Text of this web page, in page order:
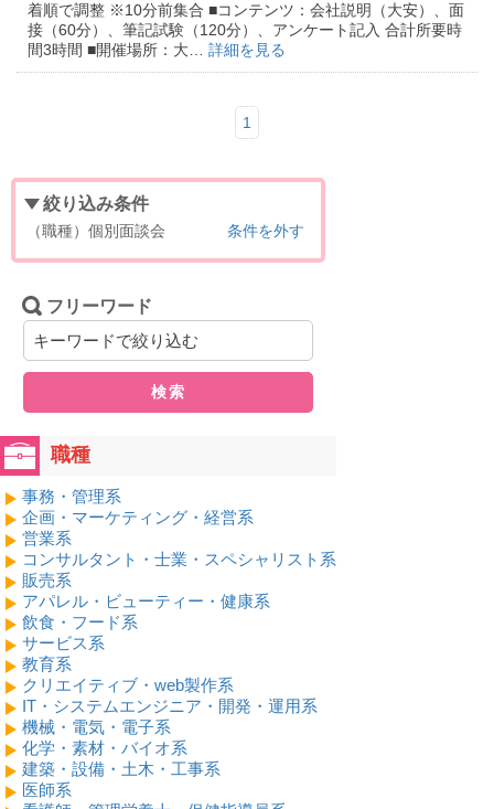
着順で調整 ※10分前集合 ■コンテンツ：会社説明（大安）、面
接（60分）、筆記試験（120分）、アンケート記入 合計所要時
間3時間 ■開催場所：大… 詳細を見る
1
絞り込み条件
（職種）個別面談会 条件を外す
フリーワード
検索
職種
事務・管理系
企画・マーケティング・経営系
営業系
コンサルタント・士業・スペシャリスト系
販売系
アパレル・ビューティー・健康系
飲食・フード系
サービス系
教育系
クリエイティブ・web製作系
IT・システムエンジニア・開発・運用系
機械・電気・電子系
化学・素材・バイオ系
建築・設備・土木・工事系
医師系